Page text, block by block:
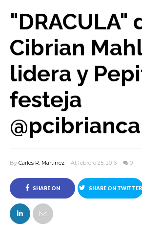
"DRACULA"
Cibrian
lidera y
festeja
By Carlos R. Martinez At febrero 25, 2016 0
SHARE ON
FACEBOOK
SHARE ON TWITTER